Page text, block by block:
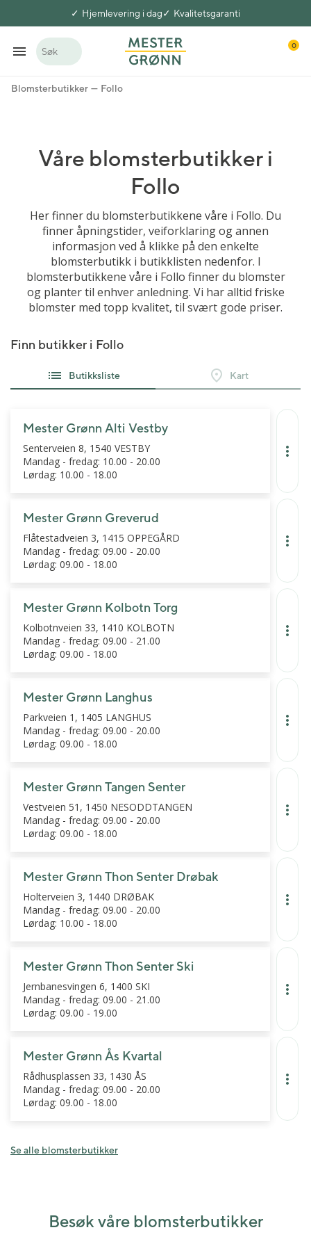
Hjemlevering i dag Kvalitetsgaranti
Søk
0
Blomsterbutikker Follo
Våre blomsterbutikker i
Follo
Her finner du blomsterbutikkene våre i Follo. Du
finner åpningstider, veiforklaring og annen
informasjon ved å klikke på den enkelte
blomsterbutikk i butikklisten nedenfor. I
blomsterbutikkene våre i Follo finner du blomster
og planter til enhver anledning. Vi har alltid friske
blomster med topp kvalitet, til svært gode priser.
Finn butikker i Follo
Butikksliste Kart
Mester Grønn Alti Vestby
Senterveien 8, 1540 VESTBY
Mandag - fredag: 10.00 - 20.00
Lørdag: 10.00 - 18.00
Mester Grønn Greverud
Flåtestadveien 3, 1415 OPPEGÅRD
Mandag - fredag: 09.00 - 20.00
Lørdag: 09.00 - 18.00
Mester Grønn Kolbotn Torg
Kolbotnveien 33, 1410 KOLBOTN
Mandag - fredag: 09.00 - 21.00
Lørdag: 09.00 - 18.00
Mester Grønn Langhus
Parkveien 1, 1405 LANGHUS
Mandag - fredag: 09.00 - 20.00
Lørdag: 09.00 - 18.00
Mester Grønn Tangen Senter
Vestveien 51, 1450 NESODDTANGEN
Mandag - fredag: 09.00 - 20.00
Lørdag: 09.00 - 18.00
Mester Grønn Thon Senter Drøbak
Holterveien 3, 1440 DRØBAK
Mandag - fredag: 09.00 - 20.00
Lørdag: 10.00 - 18.00
Mester Grønn Thon Senter Ski
Jernbanesvingen 6, 1400 SKI
Mandag - fredag: 09.00 - 21.00
Lørdag: 09.00 - 19.00
Mester Grønn Ås Kvartal
Rådhusplassen 33, 1430 ÅS
Mandag - fredag: 09.00 - 20.00
Lørdag: 09.00 - 18.00
Se alle blomsterbutikker
Besøk våre blomsterbutikker